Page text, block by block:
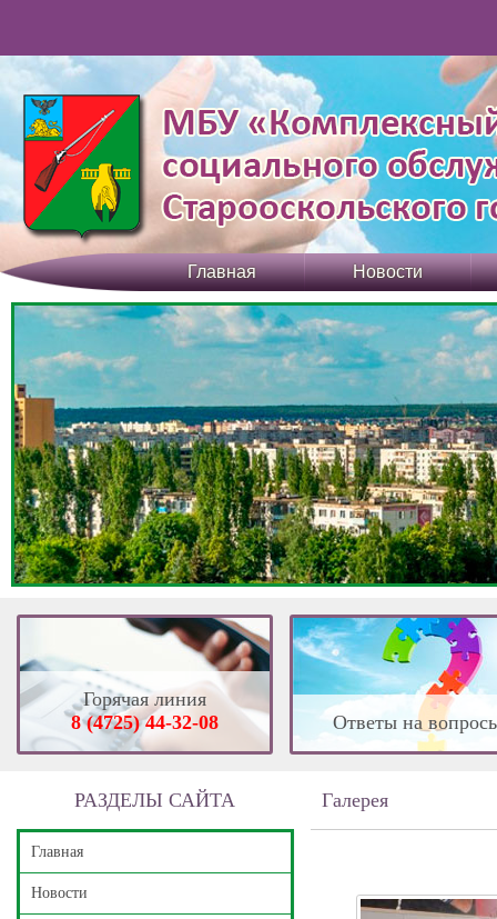
Главная Новости
Горячая линия
8 (4725) 44-32-08
Ответы на
РАЗДЕЛЫ САЙТА
Главная
Новости
Галерея